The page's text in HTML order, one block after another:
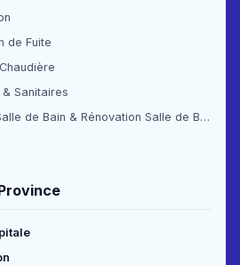
de Fuite
Sanitaires
Prix pour Renover une Salle de Bain & Rénovation Salle de Bain Prix